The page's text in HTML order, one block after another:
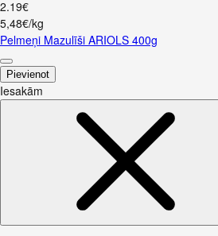
2.19€
5,48€/kg
Pelmeņi Mazulīši ARIOLS 400g
Pievienot
Iesakām